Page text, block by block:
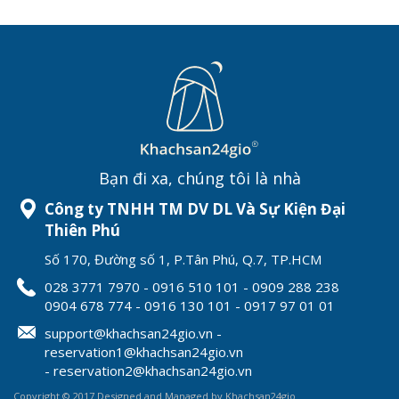
Bạn đi xa, chúng tôi là nhà
Công ty TNHH TM DV DL Và Sự Kiện Đại
Thiên Phú
Số 170, Đường số 1, P.Tân Phú, Q.7, TP.HCM
028 3771 7970 - 0916 510 101 - 0909 288 238
0904 678 774 - 0916 130 101 - 0917 97 01 01
support@khachsan24gio.vn -
reservation1@khachsan24gio.vn
- reservation2@khachsan24gio.vn
Copyright © 2017 Designed and Managed by Khachsan24gio